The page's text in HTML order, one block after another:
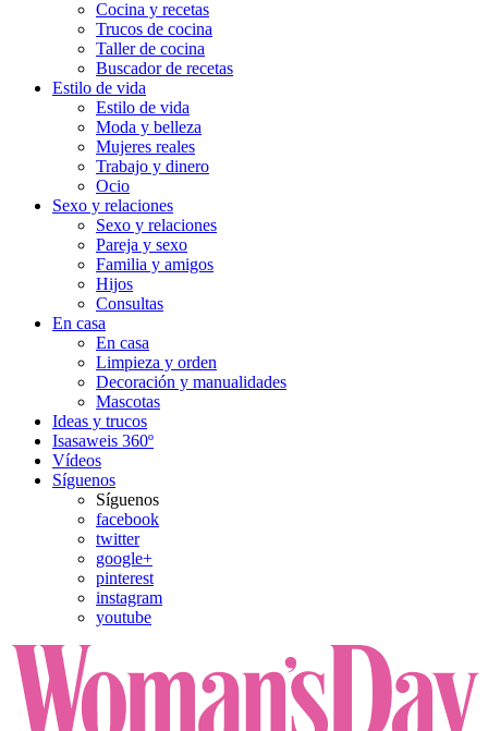
Cocina y recetas
Trucos de cocina
Taller de cocina
Buscador de recetas
Estilo de vida
Estilo de vida
Moda y belleza
Mujeres reales
Trabajo y dinero
Ocio
Sexo y relaciones
Sexo y relaciones
Pareja y sexo
Familia y amigos
Hijos
Consultas
En casa
En casa
Limpieza y orden
Decoración y manualidades
Mascotas
Ideas y trucos
Isasaweis 360º
Vídeos
Síguenos
Síguenos
facebook
twitter
google+
pinterest
instagram
youtube